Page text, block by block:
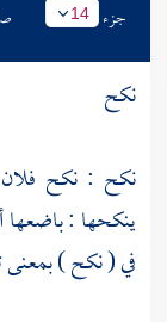
جزء 14
نكح
نكح : نكح فلان
ينكحها :
في ( نكح )